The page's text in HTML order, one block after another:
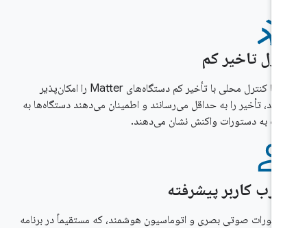
تاخیر کم
APIها کنترل محلی با تأخیر کم دستگاه‌های Matter را امکان‌پذیر
تأخیر را به حداقل می‌رسانند و اطمینان می‌دهند دستگاه‌ها به
به دستورات واکنش نشان می‌دهند.
کاربر پیشرفته
صوتی بصری و اتوماسیون هوشمند، که مستقیماً در برنامه